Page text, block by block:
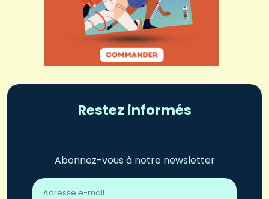
Restez informés
Abonnez-vous à notre newsletter
Adresse
email